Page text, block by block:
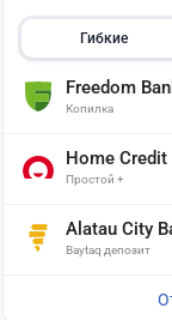
Гибкие
Freedom
Копилка
Home Credit
Простой +
Alatau City
Baytaq депозит